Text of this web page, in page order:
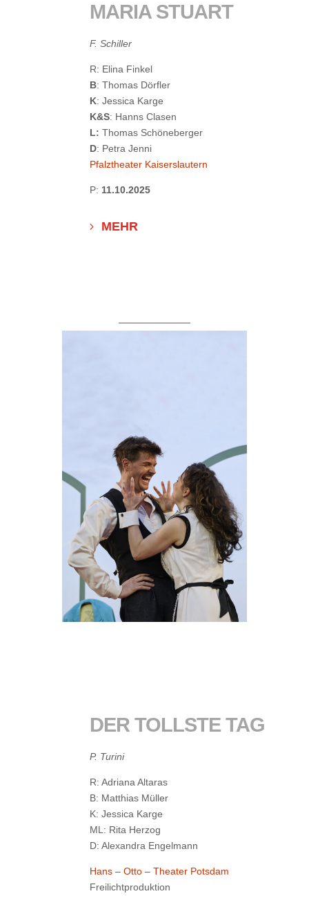
MARIA STUART
F. Schiller
R: Elina Finkel
B: Thomas Dörfler
K: Jessica Karge
K&S: Hanns Clasen
L: Thomas Schöneberger
D: Petra Jenni
Pfalztheater Kaiserslautern
P: 11.10.2025
MEHR
DER TOLLSTE TAG
P. Turini
R: Adriana Altaras
B: Matthias Müller
K: Jessica Karge
ML: Rita Herzog
D: Alexandra Engelmann
Hans – Otto – Theater Potsdam
Freilichtproduktion